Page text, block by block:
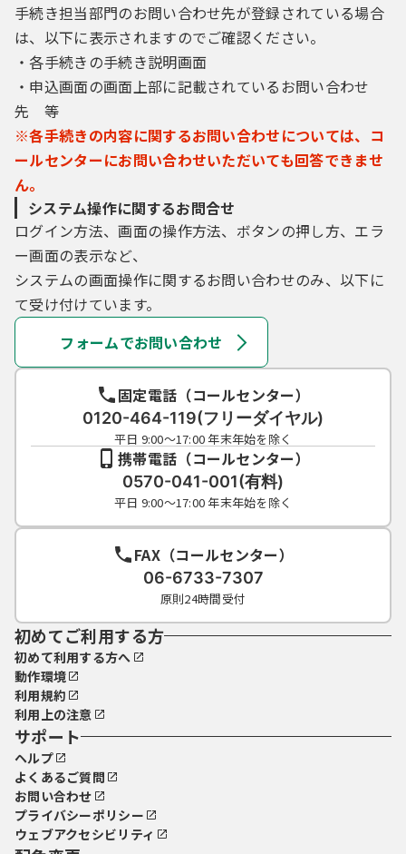
手続き担当部門のお問い合わせ先が登録されている場合
は、以下に表示されますのでご確認ください。
・各手続きの手続き説明画面
・申込画面の画面上部に記載されているお問い合わせ
先 等
※各手続きの内容に関するお問い合わせについては、コ
ールセンターにお問い合わせいただいても回答できませ
ん。
システム操作に関するお問合せ
ログイン方法、画面の操作方法、ボタンの押し方、エラ
ー画面の表示など、
システムの画面操作に関するお問い合わせのみ、以下に
て受け付けています。
フォームでお問い合わせ
固定電話（コールセンター）
0120-464-119(フリーダイヤル)
平日 9:00～17:00 年末年始を除く
携帯電話（コールセンター）
0570-041-001(有料)
平日 9:00～17:00 年末年始を除く
FAX（コールセンター）
06-6733-7307
原則24時間受付
初めてご利用する方
初めて利用する方へ
動作環境
利用規約
利用上の注意
サポート
ヘルプ
よくあるご質問
お問い合わせ
プライバシーポリシー
ウェブアクセシビリティ